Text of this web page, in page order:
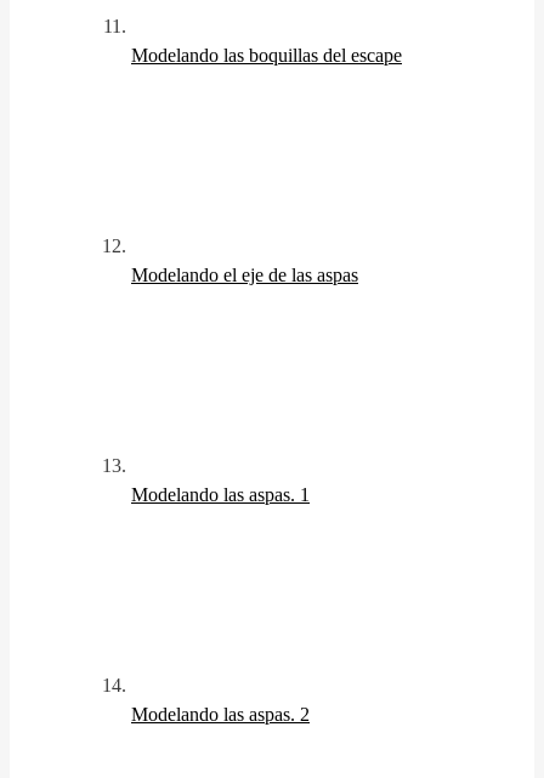
Modelando las boquillas del escape
Modelando el eje de las aspas
Modelando las aspas. 1
Modelando las aspas. 2